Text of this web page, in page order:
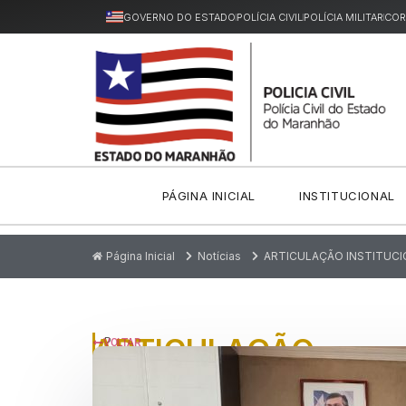
GOVERNO DO ESTADOPOLÍCIA CIVILPOLÍCIA MILITAR
PÁGINA INICIAL INSTITUCIONAL
Página Inicial Notícias ARTICULAÇÃO
P
ARTICULAÇÃO
INSTITUCIONAL
VOLTAR